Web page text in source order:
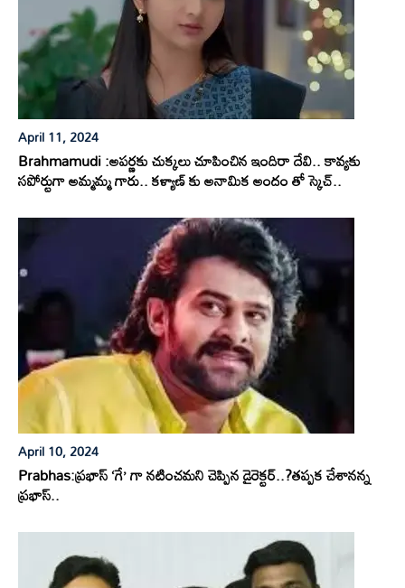
April 11, 2024
Brahmamudi :అపర్ణకు చుక్కలు చూపించిన ఇందిరా దేవి.. కావ్యకు
సపోర్టుగా అమ్మమ్మ గారు.. కళ్యాణ్ కు అనామిక అందం తో స్కెచ్..
April 10, 2024
Prabhas:ప్రభాస్ ‘గే’ గా నటించమని చెప్పిన డైరెక్టర్..?తప్పక చేశానన్న
ప్రభాస్..